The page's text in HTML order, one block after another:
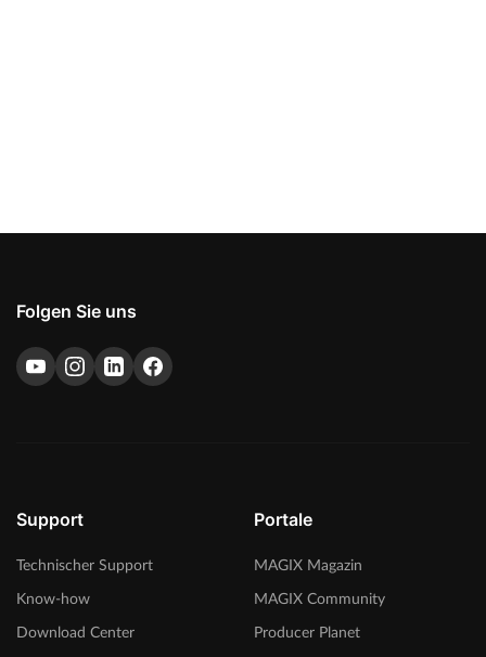
Folgen Sie uns
Support
Technischer Support
Know-how
Download Center
Portale
MAGIX Magazin
MAGIX Community
Producer Planet